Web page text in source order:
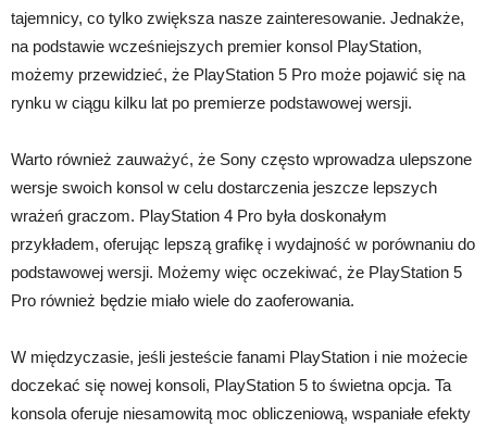
tajemnicy, co tylko zwiększa nasze zainteresowanie. Jednakże,
na podstawie wcześniejszych premier konsol PlayStation,
możemy przewidzieć, że PlayStation 5 Pro może pojawić się na
rynku w ciągu kilku lat po premierze podstawowej wersji.
Warto również zauważyć, że Sony często wprowadza ulepszone
wersje swoich konsol w celu dostarczenia jeszcze lepszych
wrażeń graczom. PlayStation 4 Pro była doskonałym
przykładem, oferując lepszą grafikę i wydajność w porównaniu do
podstawowej wersji. Możemy więc oczekiwać, że PlayStation 5
Pro również będzie miało wiele do zaoferowania.
W międzyczasie, jeśli jesteście fanami PlayStation i nie możecie
doczekać się nowej konsoli, PlayStation 5 to świetna opcja. Ta
konsola oferuje niesamowitą moc obliczeniową, wspaniałe efekty